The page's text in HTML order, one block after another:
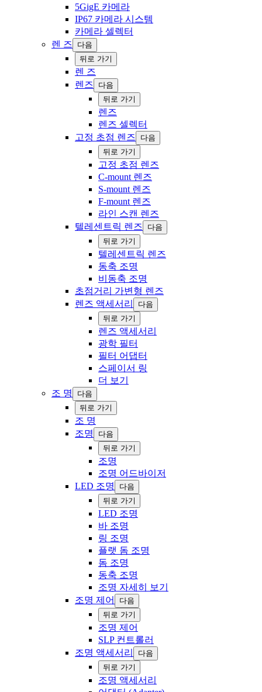
5GigE 카메라
IP67 카메라 시스템
카메라 ‍셀렉터
렌 즈
다음
‍뒤로 ‍가기
렌 즈
렌즈
다음
‍뒤로 ‍가기
렌즈
‍렌즈 ‍‍셀렉터
고정 초점 렌즈
다음
‍뒤로 ‍가기
고정 초점 렌즈
C-mount 렌즈
S-mount 렌즈
F-mount 렌즈
라인 스캔 렌즈
텔레센트릭 렌즈
다음
‍뒤로 ‍가기
텔레센트릭 렌즈
동축 조명
비동축 조명
초점거리 가변형 렌즈
렌즈 액세서리
다음
‍뒤로 ‍가기
렌즈 액세서리
광학 필터
필터 어댑터
스페이서 링
더 보기
조 명
다음
‍뒤로 ‍가기
조 명
조명
다음
‍뒤로 ‍가기
조명
‍조명 어드바이저
LED 조명
다음
‍뒤로 ‍가기
LED 조명
바 조명
링 조명
플랫 돔 조명
돔 조명
동축 조명
조명 자세히 보기
조명 제어
다음
‍뒤로 ‍가기
조명 제어
SLP 컨트롤러
조명 액세서리
다음
‍뒤로 ‍가기
조명 액세서리